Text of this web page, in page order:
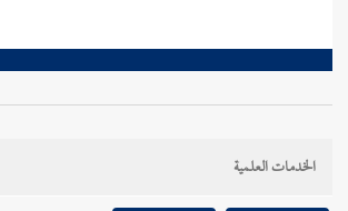
الخدمات العلمية